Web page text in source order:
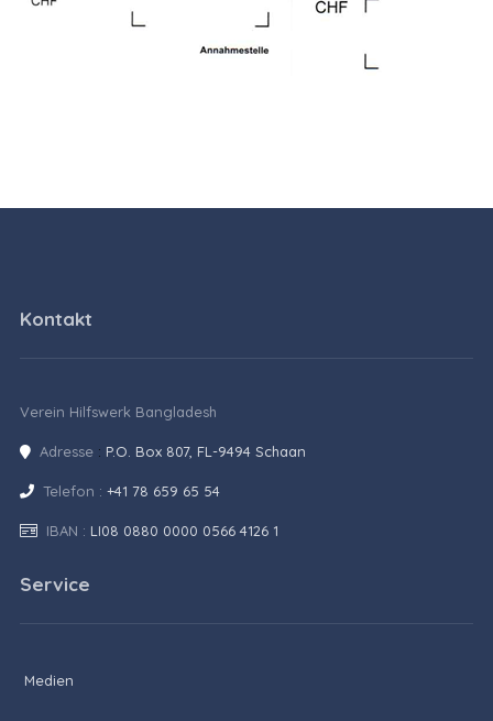
Kontakt
Verein Hilfswerk Bangladesh
Adresse: P.O. Box 807, FL-9494 Schaan
Telefon : +41 78 659 65 54
IBAN : LI08 0880 0000 0566 4126 1
Service
Medien